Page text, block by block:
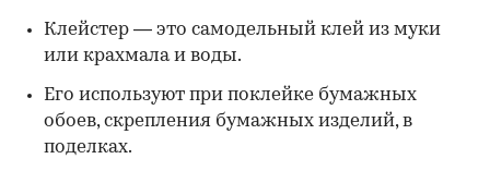
Клейстер — это самодельный клей из муки
или крахмала и воды.
Его используют при поклейке бумажных
обоев, скрепления бумажных изделий, в
поделках.